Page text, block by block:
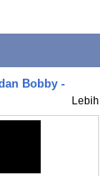
Bobby -
Lebih